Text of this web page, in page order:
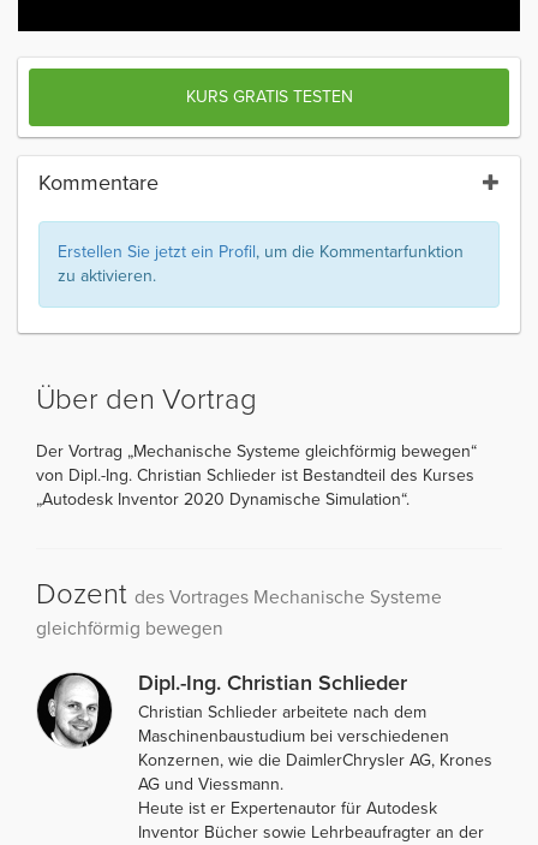
KURS GRATIS TESTEN
Kommentare
Erstellen Sie jetzt ein Profil, um die Kommentarfunktion
zu aktivieren.
Über den Vortrag
Der Vortrag „Mechanische Systeme gleichförmig bewegen“
von Dipl.-Ing. Christian Schlieder ist Bestandteil des Kurses
„Autodesk Inventor 2020 Dynamische Simulation“.
Dozent des Vortrages Mechanische Systeme
gleichförmig bewegen
Dipl.-Ing. Christian Schlieder
Christian Schlieder arbeitete nach dem
Maschinenbaustudium bei verschiedenen
Konzernen, wie die DaimlerChrysler AG, Krones
AG und Viessmann.
Heute ist er Expertenautor für Autodesk
Inventor Bücher sowie Lehrbeaufragter an der